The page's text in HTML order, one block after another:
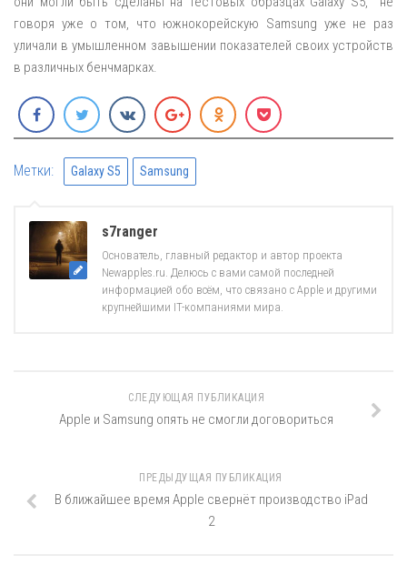
говоря уже о том, что южнокорейскую Samsung уже не раз
уличали в умышленном завышении показателей своих устройств
в различных бенчмарках.
Метки: Galaxy S5 Samsung
s7ranger
Основатель, главный редактор и автор проекта
Newapples.ru. Делюсь с вами самой последней
информацией обо всём, что связано с Apple и другими
крупнейшими IT-компаниями мира.
СЛЕДУЮЩАЯ ПУБЛИКАЦИЯ
Apple и Samsung опять не смогли договориться
ПРЕДЫДУЩАЯ ПУБЛИКАЦИЯ
В ближайшее время Apple свернёт производство iPad
2